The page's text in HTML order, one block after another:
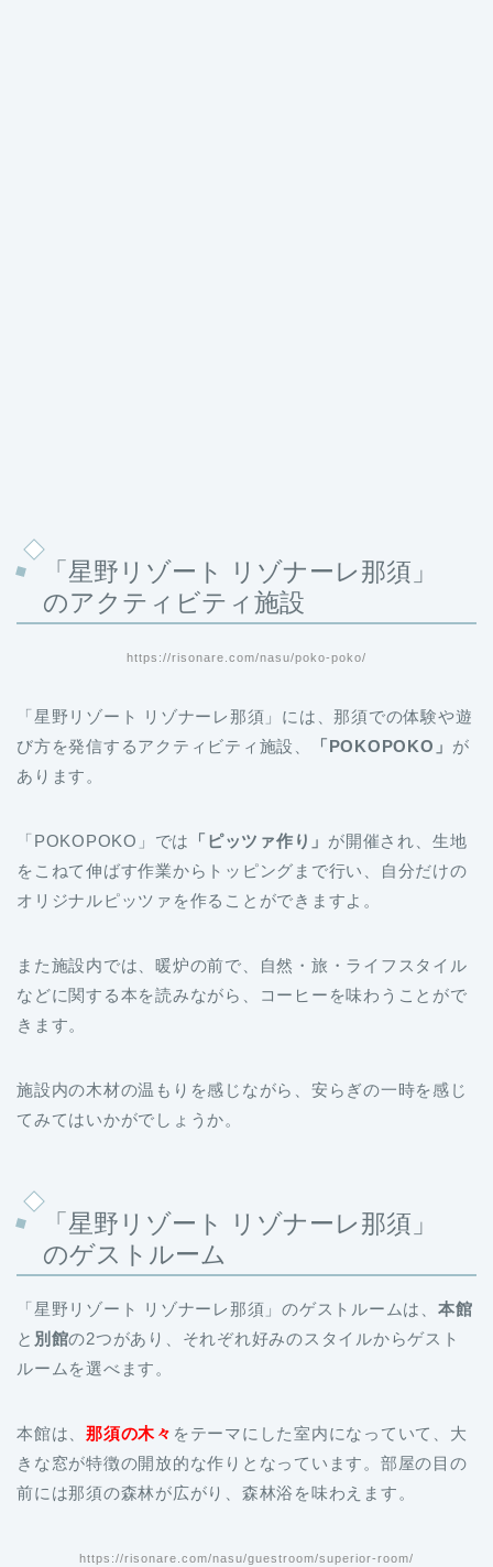
「星野リゾート リゾナーレ那須」
のアクティビティ施設
https://risonare.com/nasu/poko-poko/
「星野リゾート リゾナーレ那須」には、那須での体験や遊
び方を発信するアクティビティ施設、
「POKOPOKO」 が
あります。
「POKOPOKO」では 「ピッツァ作り」 が開催され、生地
をこねて伸ばす作業からトッピングまで行い、自分だけの
オリジナルピッツァを作ることができますよ。
また施設内では、暖炉の前で、自然・旅・ライフスタイル
などに関する本を読みながら、コーヒーを味わうことがで
きます。
施設内の木材の温もりを感じながら、安らぎの一時を感じ
てみてはいかがでしょうか。
「星野リゾート リゾナーレ那須」
のゲストルーム
「星野リゾート リゾナーレ那須」のゲストルームは、 本館
と 別館の2つがあり、それぞれ好みのスタイルからゲスト
ルームを選べます。
本館は、那須の木々 をテーマにした室内になっていて、大
きな窓が特徴の開放的な作りとなっています。部屋の目の
前には那須の森林が広がり、森林浴を味わえます。
https://risonare.com/nasu/guestroom/superior-room/